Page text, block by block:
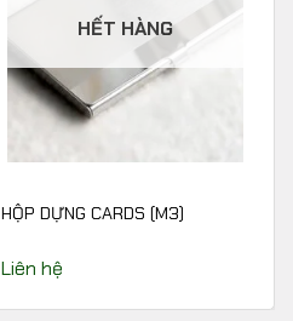
HẾT HÀNG
HỘP DỰNG CARDS (M3)
Liên hệ